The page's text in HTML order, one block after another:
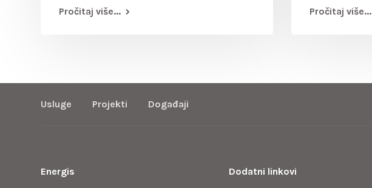
Pročitaj više... Pročitaj više...
Usluge Projekti Događaji
Energis
Dodatni linkovi